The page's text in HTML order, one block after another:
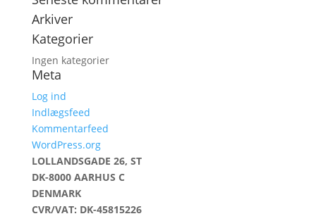
Arkiver
Kategorier
Ingen kategorier
Meta
Log ind
Indlægsfeed
Kommentarfeed
WordPress.org
LOLLANDSGADE 26, ST
DK-8000 AARHUS C
DENMARK
CVR/VAT: DK-45815226